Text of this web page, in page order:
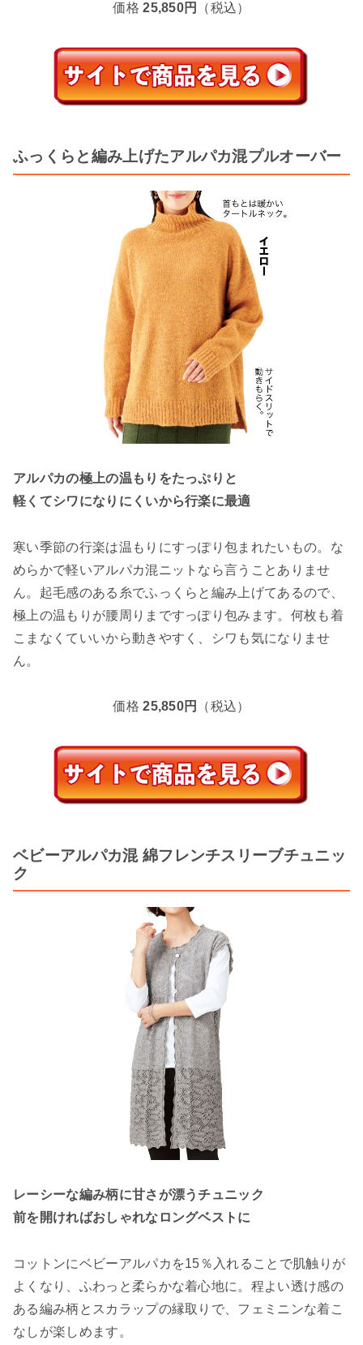
価格25,850円 （税込）
ふっくらと編み上げたアルパカ混プルオーバー
アルパカの極上の温もりをたっぷりと
軽くてシワになりにくいから行楽に最適
寒い季節の行楽は温もりにすっぽり包まれたいもの。な
めらかで軽いアルパカ混ニットなら言うことありませ
ん。起毛感のある糸でふっくらと編み上げてあるので、
極上の温もりが腰周りまですっぽり包みます。何枚も着
こまなくていいから動きやすく、シワも気になりませ
ん。
価格25,850円 （税込）
ベビーアルパカ混 綿フレンチスリーブチュニッ
ク
レーシーな編み柄に甘さが漂うチュニック
前を開ければおしゃれなロングベストに
コットンにベビーアルパカを15％入れることで肌触りが
よくなり、ふわっと柔らかな着心地に。程よい透け感の
ある編み柄とスカラップの縁取りで、フェミニンな着こ
なしが楽しめます。